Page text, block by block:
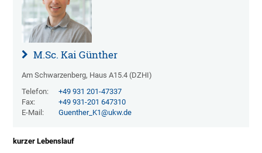
M.Sc. Kai Günther
Am Schwarzenberg, Haus A15.4 (DZHI)
Telefon:
+49 931 201-47337
Fax:
+49 931-201 647310
E-Mail:
Guenther_K1@ukw.de
kurzer Lebenslauf